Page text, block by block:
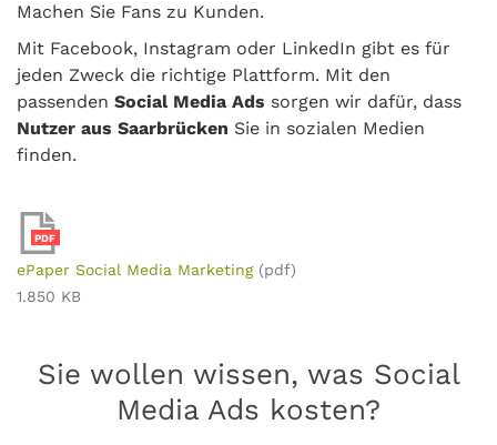
Machen Sie Fans zu Kunden.
Mit Facebook, Instagram oder LinkedIn gibt es für
jeden Zweck die richtige Plattform. Mit den
passenden Social Media Ads sorgen wir dafür, dass
Nutzer aus Saarbrücken Sie in sozialen Medien
finden.
PDF
ePaper Social Media Marketing (pdf)
1.850 KB
Sie wollen wissen, was Social
Media Ads kosten?